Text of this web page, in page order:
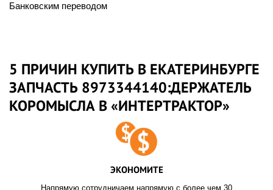
Банковским переводом
5 ПРИЧИН КУПИТЬ В ЕКАТЕРИНБУРГЕ
ЗАПЧАСТЬ 8973344140:ДЕРЖАТЕЛЬ
КОРОМЫСЛА В «ИНТЕРТРАКТОР»
ЭКОНОМИТЕ
Напрямую сотрудничаем напрямую с более чем 30